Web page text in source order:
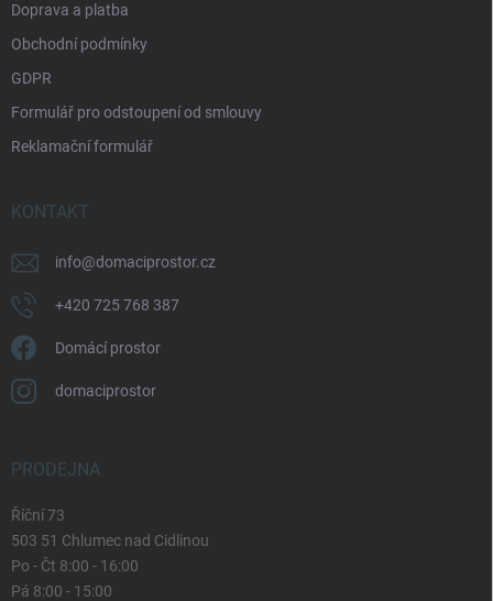
Doprava a platba
Obchodní podmínky
GDPR
Formulář pro odstoupení od smlouvy
Reklamační formulář
KONTAKT
info@domaciprostor.cz
+420 725 768 387
Domácí prostor
domaciprostor
PRODEJNA
Říční 73
503 51 Chlumec nad Cidlinou
Po - Čt 8:00 - 16:00
Pá 8:00 - 15:00